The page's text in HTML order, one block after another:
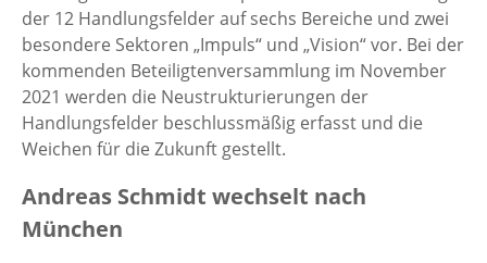
der 12 Handlungsfelder auf sechs Bereiche und zwei
besondere Sektoren „Impuls“ und „Vision“ vor. Bei der
kommenden Beteiligtenversammlung im November
2021 werden die Neustrukturierungen der
Handlungsfelder beschlussmäßig erfasst und die
Weichen für die Zukunft gestellt.
Andreas Schmidt wechselt nach
München